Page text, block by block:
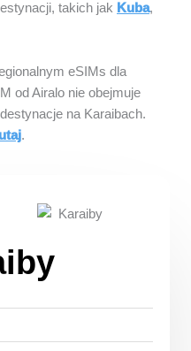
takich jak Kuba,
eSIMs dla
od Airalo nie obejmuje
na Karaibach.
.